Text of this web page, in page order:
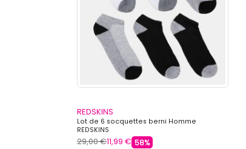
REDSKINS
Lot de 6 socquettes berni Homme
REDSKINS
29,00 €11,99 € 58%